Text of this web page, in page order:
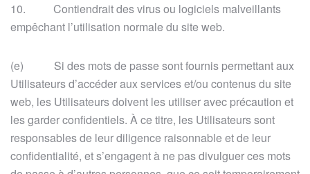
10. Contiendrait des virus ou logiciels malveillants
empêchant l’utilisation normale du site web.
(e) Si des mots de passe sont fournis permettant aux
Utilisateurs d’accéder aux services et/ou contenus du site
web, les Utilisateurs doivent les utiliser avec précaution et
les garder confidentiels. À ce titre, les Utilisateurs sont
responsables de leur diligence raisonnable et de leur
confidentialité, et s’engagent à ne pas divulguer ces mots